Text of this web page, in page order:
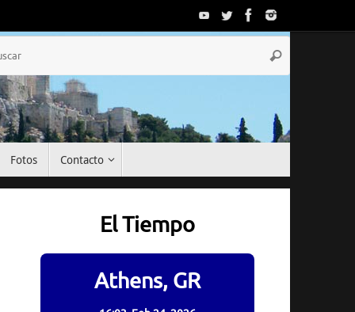
Buscar
Fotos Contacto
El Tiempo
Athens, GR